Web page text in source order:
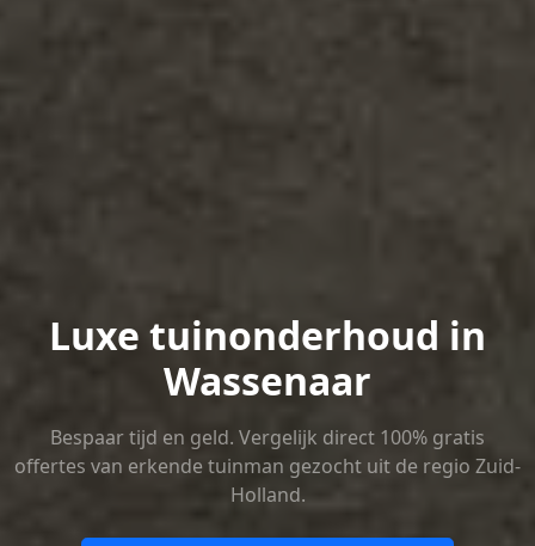
Luxe tuinonderhoud in
Wassenaar
Bespaar tijd en geld. Vergelijk direct 100% gratis
offertes van erkende tuinman gezocht uit de regio Zuid-
Holland.